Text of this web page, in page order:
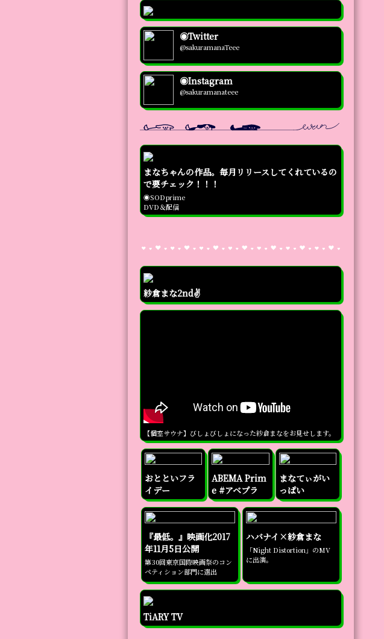
『蓮見翔(ダウ90000) ＆紗倉まな AuDee CONNEC
T』
毎週水曜日の深夜26時〜28時全国34局ネット
『TENGA茶屋』
毎週土曜日の深夜25時30分～26時30分 FM大阪
◉Twitter
@sakuramanaTeee
◉Instagram
@sakuramanateee
まなちゃんの作品。毎月リリースしてくれているの
で要チェック！！！
◉SODprime
DVD＆配信
紗倉まな2nd✌️
【個室サウナ】びしょびしょになった紗倉まなをお見せします。
おとといフラ
イデー
ABEMA Prim
e #アベプラ
まなてぃがい
っぱい
『最低。』映画化2017
年11月5日公開
第30回東京国際映画祭のコン
ペティション部門に選出
ハバナイ×紗倉まな
「Night Distortion」のMV
に出演。
TiARY TV